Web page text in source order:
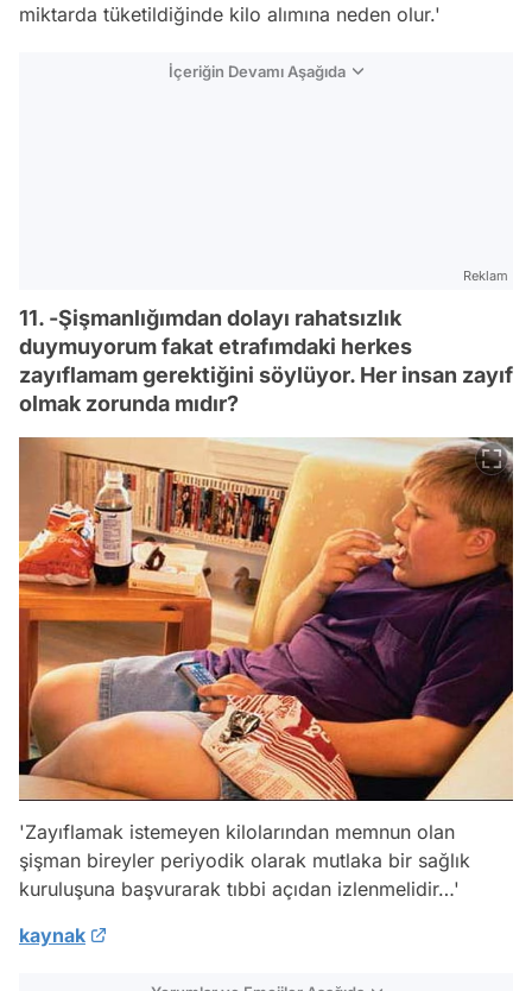
miktarda tüketildiğinde kilo alımına neden olur.'
İçeriğin Devamı Aşağıda
Reklam
11. -Şişmanlığımdan dolayı rahatsızlık
duymuyorum fakat etrafımdaki herkes
zayıflamam gerektiğini söylüyor. Her insan zayıf
olmak zorunda mıdır?
'Zayıflamak istemeyen kilolarından memnun olan
şişman bireyler periyodik olarak mutlaka bir sağlık
kuruluşuna başvurarak tıbbi açıdan izlenmelidir…'
kaynak